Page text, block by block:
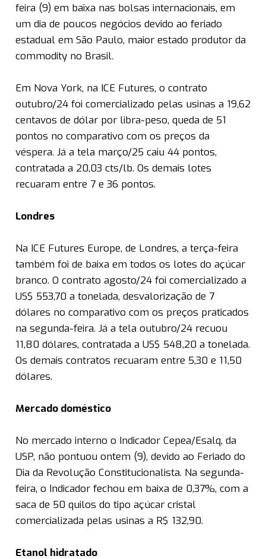
feira (9) em baixa nas bolsas internacionais, em
um dia de poucos negócios devido ao feriado
estadual em São Paulo, maior estado produtor da
commodity no Brasil.
Em Nova York, na ICE Futures, o contrato
outubro/24 foi comercializado pelas usinas a 19,62
centavos de dólar por libra-peso, queda de 51
pontos no comparativo com os preços da
véspera. Já a tela março/25 caiu 44 pontos,
contratada a 20,03 cts/lb. Os demais lotes
recuaram entre 7 e 36 pontos.
Londres
Na ICE Futures Europe, de Londres, a terça-feira
também foi de baixa em todos os lotes do açúcar
branco. O contrato agosto/24 foi comercializado a
US$ 553,70 a tonelada, desvalorização de 7
dólares no comparativo com os preços praticados
na segunda-feira. Já a tela outubro/24 recuou
11,80 dólares, contratada a US$ 548,20 a tonelada.
Os demais contratos recuaram entre 5,30 e 11,50
dólares.
Mercado doméstico
No mercado interno o Indicador Cepea/Esalq, da
USP, não pontuou ontem (9), devido ao Feriado do
Dia da Revolução Constitucionalista. Na segunda-
feira, o Indicador fechou em baixa de 0,37%, com a
saca de 50 quilos do tipo açúcar cristal
comercializada pelas usinas a R$ 132,90.
Etanol hidratado